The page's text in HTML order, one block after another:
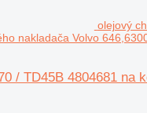
olejový
nakladača Volvo
/ TD45B 4804681 na